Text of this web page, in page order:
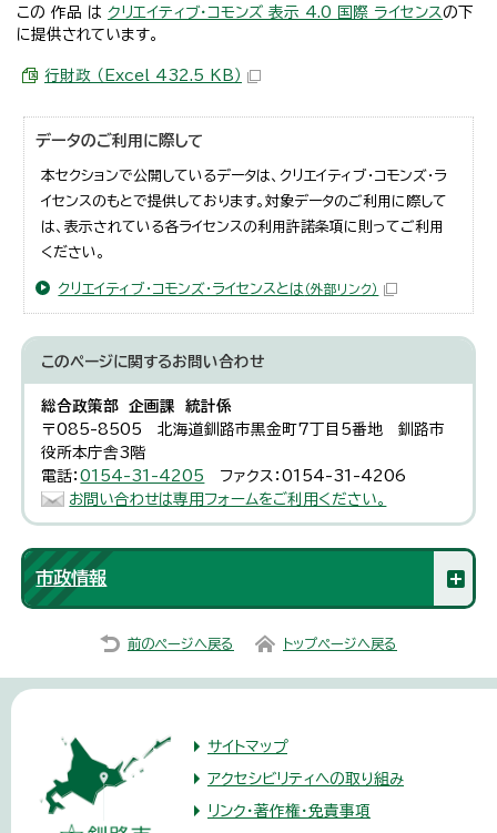
この 作品 は クリエイティブ・コモンズ 表示 4.0 国際 ライセンス の下
に提供されています。
行財政 （Excel 432.5 KB）
データのご利用に際して
本セクションで公開しているデータは、クリエイティブ・コモンズ・ラ
イセンスのもとで提供しております。対象データのご利用に際して
は、表示されている各ライセンスの利用許諾条項に則ってご利用
ください。
クリエイティブ・コモンズ・ライセンスとは （外部リンク）
このページに関するお問い合わせ
総合政策部 企画課 統計係
〒085-8505 北海道釧路市黒金町7丁目5番地 釧路市
役所本庁舎3階
電話：0154-31-4205
ファクス：0154-31-4206
お問い合わせは専用フォームをご利用ください。
市政情報
前のページへ戻る トップページへ戻る
サイトマップ
アクセシビリティへの取り組み
リンク・著作権・免責事項